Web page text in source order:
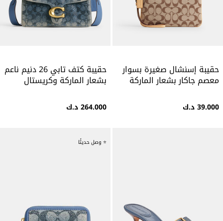
حقيبة إسنشال صغيرة بسوار
معصم جاكار بشعار الماركة
39.000 د.ك
حقيبة كتف تابي 26 دنيم ناعم
بشعار الماركة وكريستال
264.000 د.ك
⭐ وصل حديثًا